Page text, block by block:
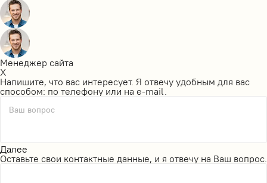
Менеджер сайта
X
Напишите, что вас интересует. Я отвечу удобным для вас
способом: по телефону или на e-mail.
Ваш вопрос
Далее
Оставьте свои контактные данные, и я отвечу на Ваш вопрос.